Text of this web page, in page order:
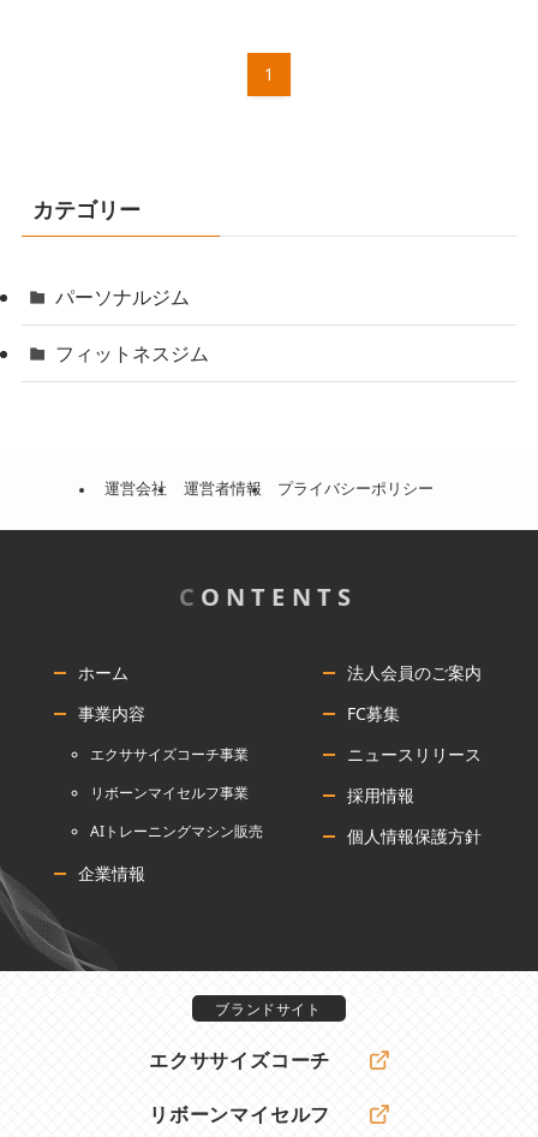
1
カテゴリー
パーソナルジム
フィットネスジム
運営会社 運営者情報 プライバシーポリシー
C ONTENTS
ホーム
事業内容
エクササイズコーチ事業
リボーンマイセルフ事業
AIトレーニングマシン販売
企業情報
法人会員のご案内
FC募集
ニュースリリース
採用情報
個人情報保護方針
ブランドサイト
エクササイズコーチ
リボーンマイセルフ